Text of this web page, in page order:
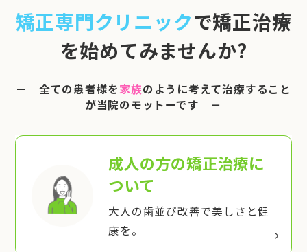
※日曜は不定期で診療してい
ます
矯正専門クリニックで矯正治療
を始めてみませんか?
－ 全ての患者様を家族のように考えて治療すること
が当院のモットーです －
成人の方の矯正治療に
ついて
大人の歯並び改善で美しさと健
康を。